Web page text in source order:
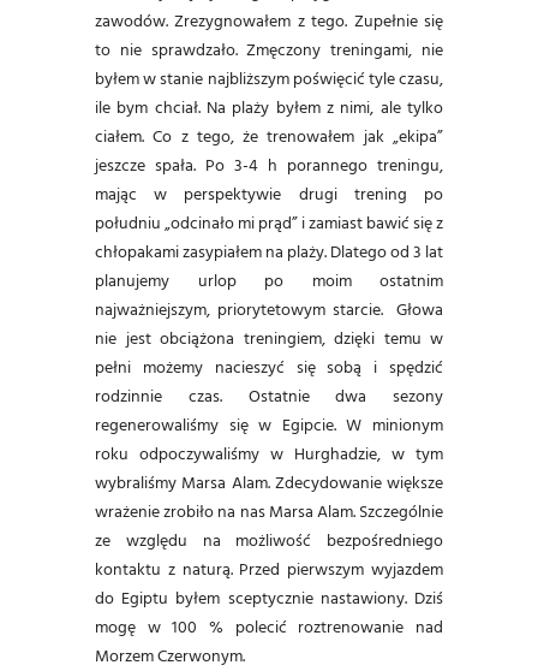
zawodów. Zrezygnowałem z tego. Zupełnie się
to nie sprawdzało. Zmęczony treningami, nie
byłem w stanie najbliższym poświęcić tyle czasu,
ile bym chciał. Na plaży byłem z nimi, ale tylko
ciałem. Co z tego, że trenowałem jak „ekipa”
jeszcze spała. Po 3-4 h porannego treningu,
mając w perspektywie drugi trening po
południu „odcinało mi prąd” i zamiast bawić się z
chłopakami zasypiałem na plaży. Dlatego od 3 lat
planujemy urlop po moim ostatnim
najważniejszym, priorytetowym starcie. Głowa
nie jest obciążona treningiem, dzięki temu w
pełni możemy nacieszyć się sobą i spędzić
rodzinnie czas. Ostatnie dwa sezony
regenerowaliśmy się w Egipcie. W minionym
roku odpoczywaliśmy w Hurghadzie, w tym
wybraliśmy Marsa Alam. Zdecydowanie większe
wrażenie zrobiło na nas Marsa Alam. Szczególnie
ze względu na możliwość bezpośredniego
kontaktu z naturą. Przed pierwszym wyjazdem
do Egiptu byłem sceptycznie nastawiony. Dziś
mogę w 100 % polecić roztrenowanie nad
Morzem Czerwonym.